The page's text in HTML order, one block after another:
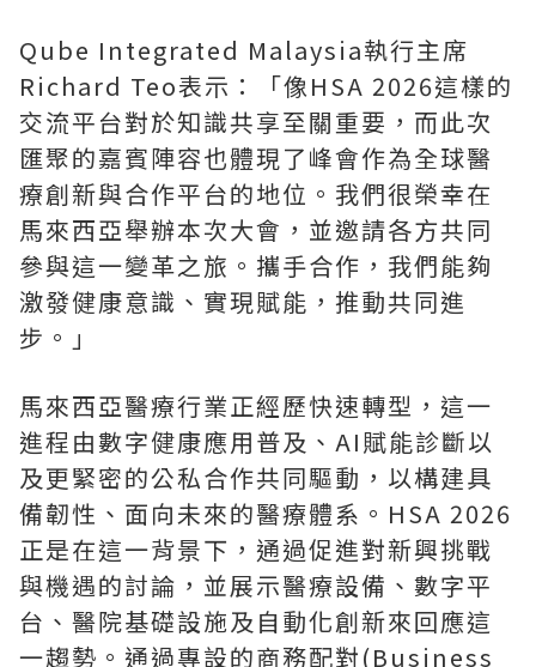
Qube Integrated Malaysia執行主席
Richard Teo表示：「像HSA 2026這樣的
交流平台對於知識共享至關重要，而此次
匯聚的嘉賓陣容也體現了峰會作為全球醫
療創新與合作平台的地位。我們很榮幸在
馬來西亞舉辦本次大會，並邀請各方共同
參與這一變革之旅。攜手合作，我們能夠
激發健康意識、實現賦能，推動共同進
步。」
馬來西亞醫療行業正經歷快速轉型，這一
進程由數字健康應用普及、AI賦能診斷以
及更緊密的公私合作共同驅動，以構建具
備韌性、面向未來的醫療體系。HSA 2026
正是在這一背景下，通過促進對新興挑戰
與機遇的討論，並展示醫療設備、數字平
台、醫院基礎設施及自動化創新來回應這
一趨勢。通過專設的商務配對(Business